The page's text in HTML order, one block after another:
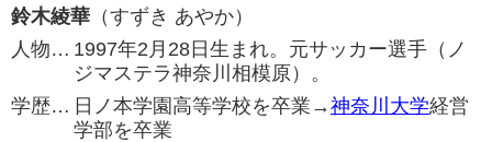
鈴木綾華 （すずき あやか）
人物… 1997年2月28日生まれ。元サッカー選手（ノ
ジマステラ神奈川相模原）。
学歴… 日ノ本学園高等学校を卒業→神奈川大学経営
学部を卒業